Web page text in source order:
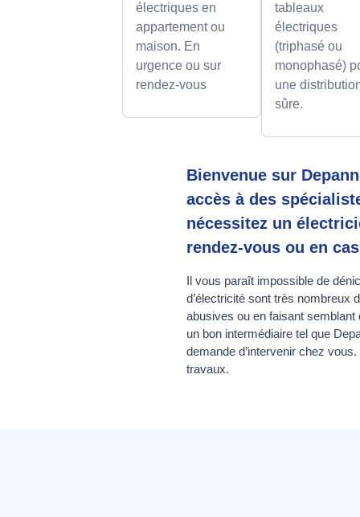
électriques en
appartement ou
maison. En
urgence ou sur
rendez-vous
tableaux
électriques
(triphasé ou
monophasé)
une
sûre.
Bienvenue sur
accès à des
nécessitez un
rendez-vous ou en
Il vous paraît impossible de
d’électricité sont très nombreux
abusives ou en faisant
un bon intermédiaire tel que
demande d’intervenir chez
travaux.